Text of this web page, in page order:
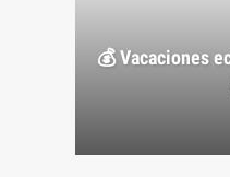
💰 Vacaciones